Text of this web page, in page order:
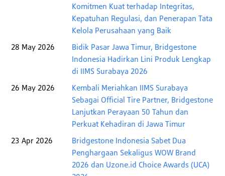
Komitmen Kuat terhadap Integritas,
Kepatuhan Regulasi, dan Penerapan Tata
Kelola Perusahaan yang Baik
28 May 2026
Bidik Pasar Jawa Timur, Bridgestone
Indonesia Hadirkan Lini Produk Lengkap
di IIMS Surabaya 2026
26 May 2026
Kembali Meriahkan IIMS Surabaya
Sebagai Official Tire Partner, Bridgestone
Lanjutkan Perayaan 50 Tahun dan
Perkuat Kehadiran di Jawa Timur
23 Apr 2026
Bridgestone Indonesia Sabet Dua
Penghargaan Sekaligus WOW Brand
2026 dan Uzone.id Choice Awards (UCA)